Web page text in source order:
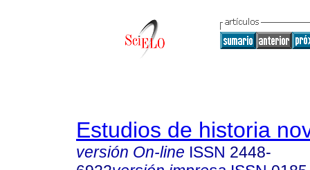
Estudios de historia
versión On-line ISSN 2448-